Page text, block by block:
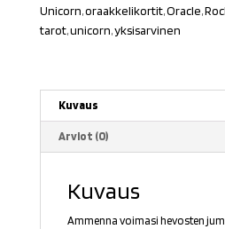
Unicorn,oraakkelikortit,Oracle,
tarot,unicorn,yksisarvinen
Kuvaus
Arviot (0)
Kuvaus
Ammenna voimasi hevosten